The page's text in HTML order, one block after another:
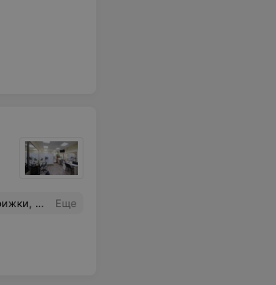
Всем очень рекомендую Еще